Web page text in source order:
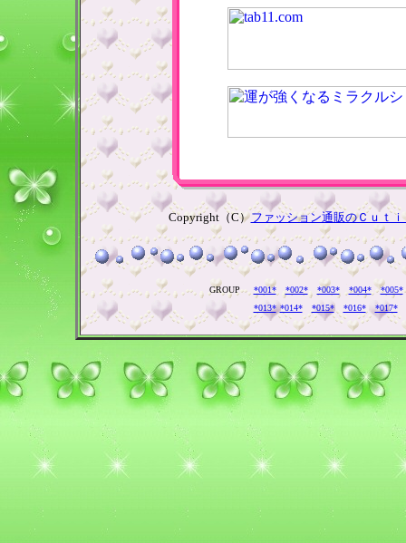
Copyright（C）ファッション通販のＣｕｔ
GROUP *001* *002* *003* *004*
*005*
*013* *014* *015* *016* *017*